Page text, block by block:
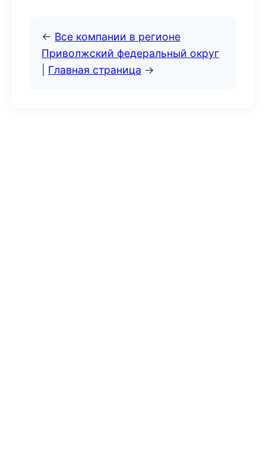
← Все компании в регионе
Приволжский федеральный округ
Главная страница →